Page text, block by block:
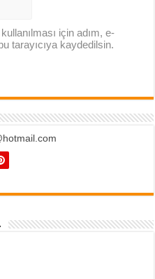
için adım, e-
tarayıcıya kaydedilsin.